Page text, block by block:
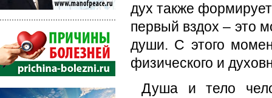
дух также
первый вздох – это
души. С этого
физического и
Душа и тело